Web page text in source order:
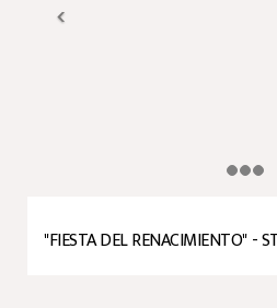
"FIESTA DEL RENACIMIENTO" -